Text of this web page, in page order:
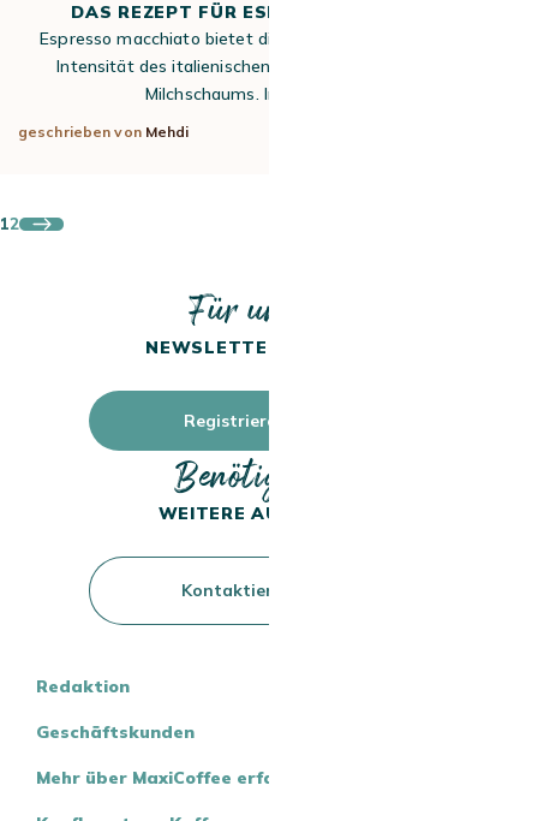
DAS REZEPT FÜR ESPRESSO MACCHIATO
Espresso macchiato bietet die perfekte Mischung aus der
Intensität des italienischen Kaffees und der Süße des
Milchschaums. In einer kleinen…
geschrieben von Mehdi
12
Für unseren
NEWSLETTER ANMELDEN
Registrieren Sie sich
Benötigen Sie
WEITERE AUSKÜNFTE?
Kontaktieren Sie uns
Redaktion
Geschäftskunden
Mehr über MaxiCoffee erfahren